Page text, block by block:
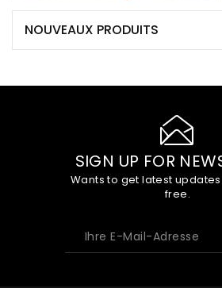
NOUVEAUX PRODUITS
SIGN UP FOR
Wants to get latest
free.